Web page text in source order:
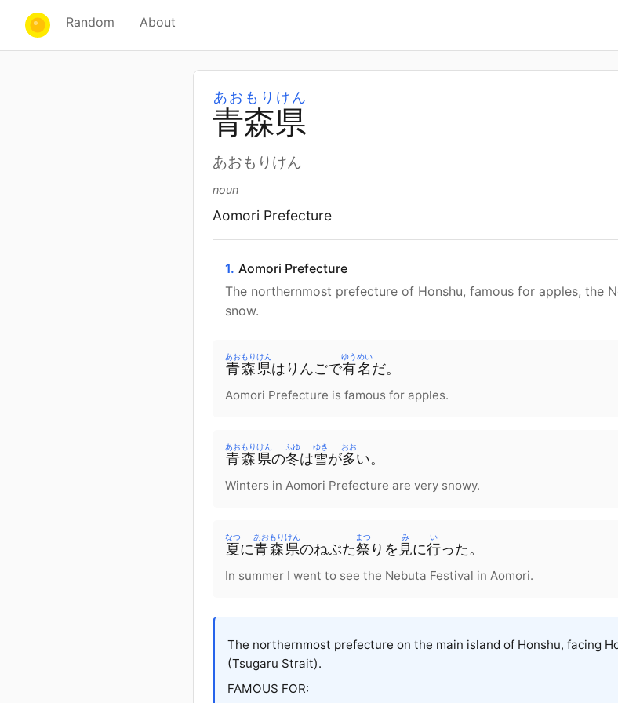
Random About
青森県
あおもりけん
あおもりけん
noun
Aomori Prefecture
1. Aomori Prefecture
The northernmost prefecture of Honshu, famous for apples, the
snow.
青森県
あおもりけん
はりんごで有名
ゆうめい
だ。
Aomori Prefecture is famous for apples.
青森県
あおもりけん
の冬
ふゆ
は雪
ゆき
が多
おお
い。
Winters in Aomori Prefecture are very snowy.
夏
なつ
に青森県
あおもりけん
のねぶた祭
まつ
りを 見
み
に行
い
った。
In summer I went to see the Nebuta Festival in Aomori.
The northernmost prefecture on the main island of Honshu, facing
(Tsugaru Strait).
FAMOUS FOR: